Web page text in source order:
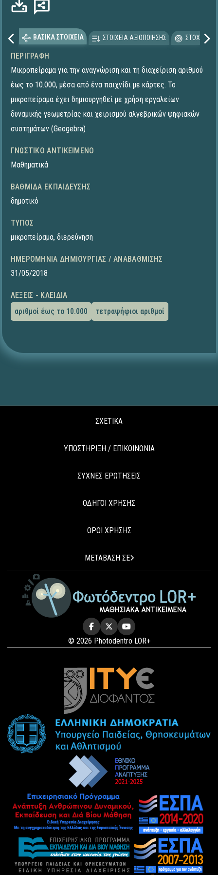
ΒΑΣΙΚΑ ΣΤΟΙΧΕΙΑ ΣΤΟΙΧΕΙΑ ΑΞΙΟΠΟΙΗΣΗΣ
ΠΕΡΙΓΡΑΦΉ
Μικροπείραμα για την αναγνώριση και τη διαχείριση αριθμού
έως το 10.000, μέσα από ένα παιχνίδι με κάρτες. To
μικροπείραμα έχει δημιουργηθεί με χρήση εργαλείων
δυναμικής γεωμετρίας και χειρισμού αλγεβρικών ψηφιακών
συστημάτων (Geogebra)
ΓΝΩΣΤΙΚΌ ΑΝΤΙΚΕΊΜΕΝΟ
Μαθηματικά
ΒΑΘΜΊΔΑ ΕΚΠΑΊΔΕΥΣΗΣ
δημοτικό
ΤΎΠΟΣ
μικροπείραμα, διερεύνηση
ΗΜΕΡΟΜΗΝΊΑ ΔΗΜΙΟΥΡΓΊΑΣ / ΑΝΑΒΆΘΜΙΣΗΣ
31/05/2018
ΛΈΞΕΙΣ - ΚΛΕΙΔΙΆ
αριθμοί έως το 10.000
τετραψήφιοι αριθμοί
ΣΧΕΤΙΚΑ
ΥΠΟΣΤΗΡΙΞΗ / ΕΠΙΚΟΙΝΩΝΙΑ
ΣΥΧΝΕΣ ΕΡΩΤΗΣΕΙΣ
ΟΔΗΓΟΙ ΧΡΗΣΗΣ
ΟΡΟΙ ΧΡΗΣΗΣ
ΜΕΤΑΒΑΣΗ ΣΕ
© 2026 Photodentro LOR+